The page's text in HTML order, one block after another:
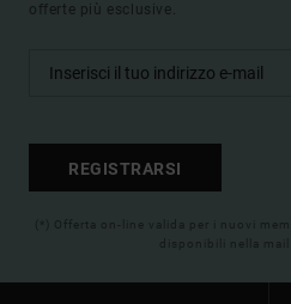
offerte più esclusive.
REGISTRARSI
(*) Offerta on-line valida per i nuovi
disponibili nella